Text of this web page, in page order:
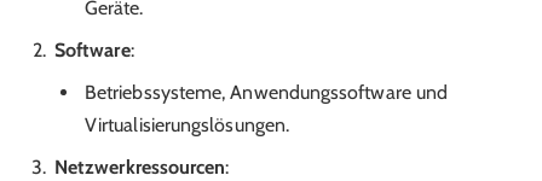
Geräte.
Software:
Betriebssysteme, Anwendungssoftware und
Virtualisierungslösungen.
Netzwerkressourcen: